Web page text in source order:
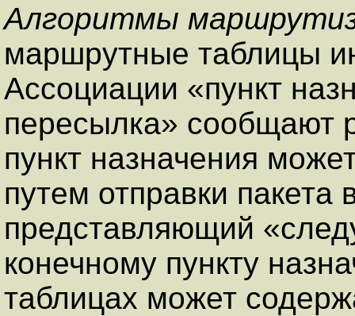
Алгоритмы
маршрутные таблицы
Ассоциации «пункт
пересылка» сообщают
пункт назначения
путем отправки
представляющий
конечному пункту
таблицах может